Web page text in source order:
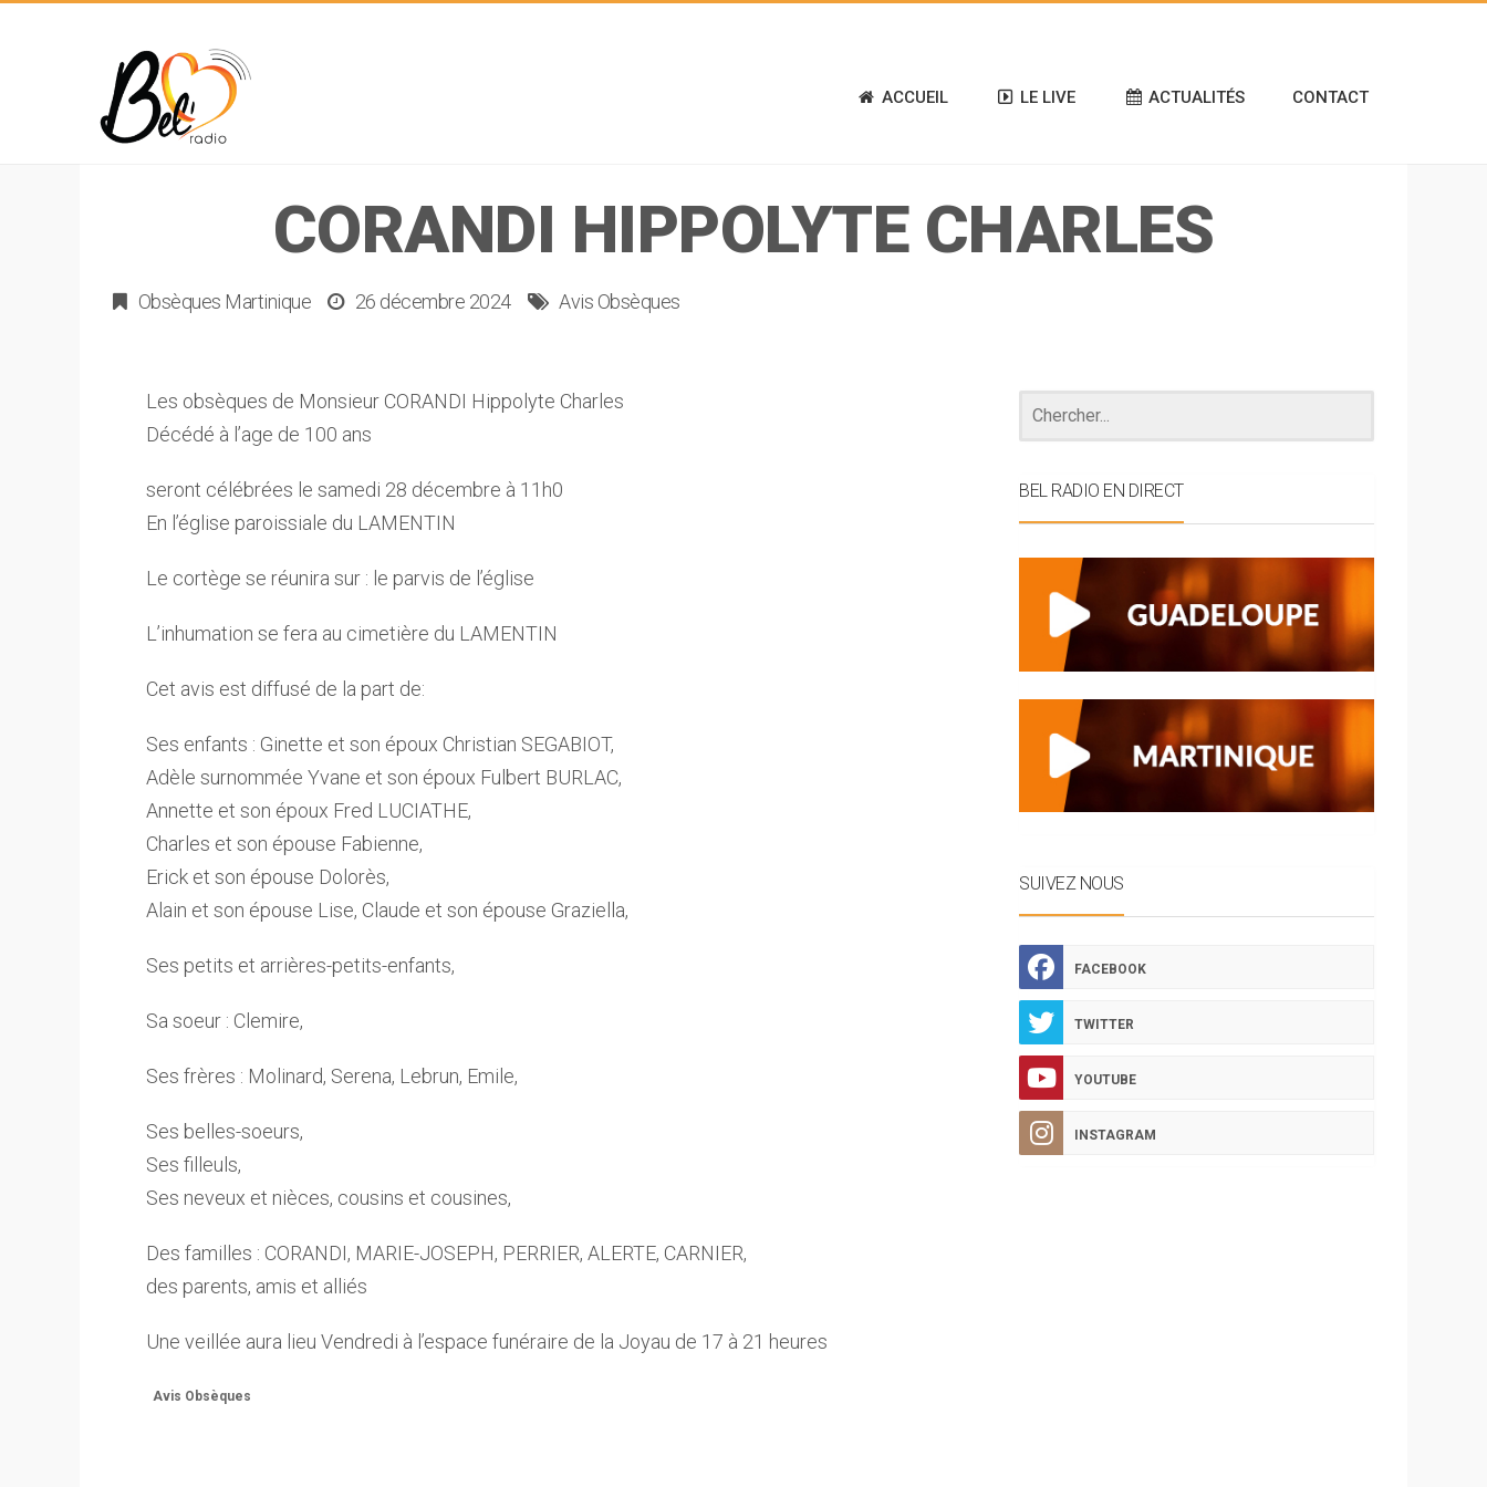
ACCUEIL LE LIVE ACTUALITÉS CONTACT
CORANDI HIPPOLYTE CHARLES
Obsèques Martinique 26 décembre 2024 Avis Obsèques
Les obsèques de Monsieur CORANDI Hippolyte Charles
Décédé à l’age de 100 ans
seront célébrées le samedi 28 décembre à 11h0
En l’église paroissiale du LAMENTIN
Le cortège se réunira sur : le parvis de l’église
L’inhumation se fera au cimetière du LAMENTIN
Cet avis est diffusé de la part de:
Ses enfants : Ginette et son époux Christian SEGABIOT,
Adèle surnommée Yvane et son époux Fulbert BURLAC,
Annette et son époux Fred LUCIATHE,
Charles et son épouse Fabienne,
Erick et son épouse Dolorès,
Alain et son épouse Lise, Claude et son épouse Graziella,
Ses petits et arrières-petits-enfants,
Sa soeur : Clemire,
Ses frères : Molinard, Serena, Lebrun, Emile,
Ses belles-soeurs,
Ses filleuls,
Ses neveux et nièces, cousins et cousines,
Des familles : CORANDI, MARIE-JOSEPH, PERRIER, ALERTE, CARNIER,
des parents, amis et alliés
Une veillée aura lieu Vendredi à l’espace funéraire de la Joyau de 17 à 21 heures
Avis Obsèques
BEL RADIO EN DIRECT
SUIVEZ NOUS
FACEBOOK
TWITTER
YOUTUBE
INSTAGRAM